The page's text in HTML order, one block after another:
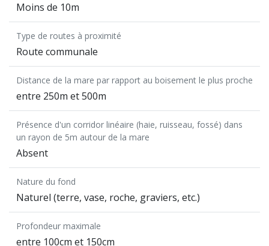
Moins de 10m
Type de routes à proximité
Route communale
Distance de la mare par rapport au boisement le plus proche
entre 250m et 500m
Présence d'un corridor linéaire (haie, ruisseau, fossé) dans
un rayon de 5m autour de la mare
Absent
Nature du fond
Naturel (terre, vase, roche, graviers, etc.)
Profondeur maximale
entre 100cm et 150cm